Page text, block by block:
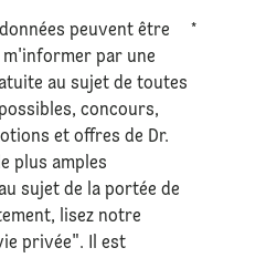
peuvent être
par une
au sujet de toutes
concours,
et offres de Dr.
plus amples
sujet de la portée de
lisez notre
privée". Il est
*